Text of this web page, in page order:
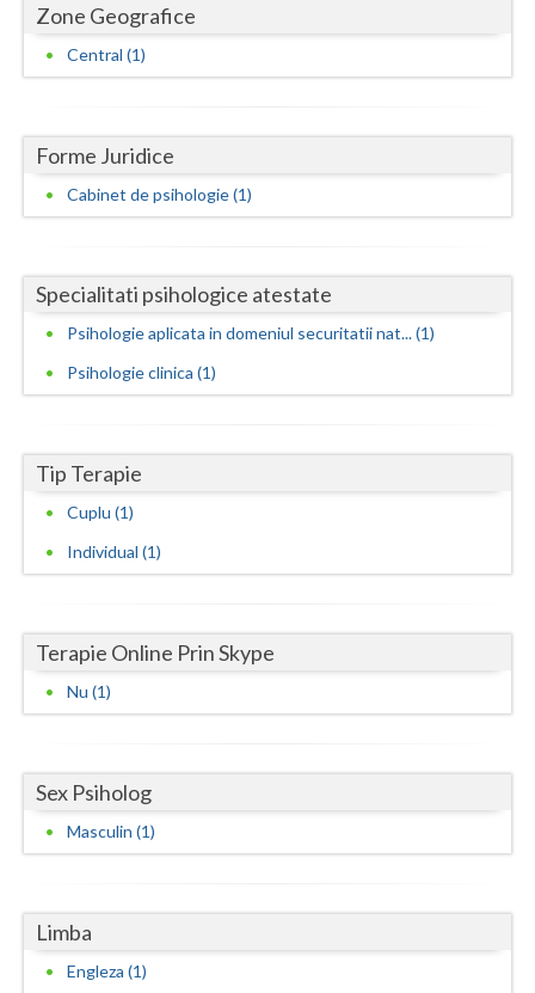
Giurgiu
Gorj
Hunedoara
Ialomita
Ilfov
Mures
Neamt
Olt
Salaj
Satu-Mare
Suceava
Teleorman
Tulcea
Valcea
Zone Geografice
Central (1)
Forme Juridice
Cabinet de psihologie (1)
Specialitati psihologice atestate
Psihologie aplicata in domeniul securitatii nat... (1)
Psihologie clinica (1)
Tip Terapie
Cuplu (1)
Individual (1)
Terapie Online Prin Skype
Nu (1)
Sex Psiholog
Masculin (1)
Limba
Engleza (1)